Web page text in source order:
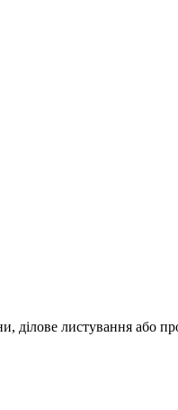
ділове листування або